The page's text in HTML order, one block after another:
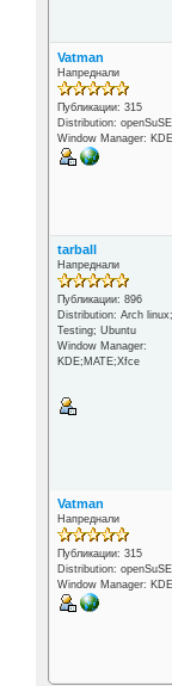
Vatman
Напреднали
Публикации: 315
Distribution:
Window Manager:
tarball
Напреднали
Публикации: 896
Distribution: Arch
Testing; Ubuntu
Window Manager:
KDE;MATE;Xfce
Vatman
Напреднали
Публикации: 315
Distribution:
Window Manager: